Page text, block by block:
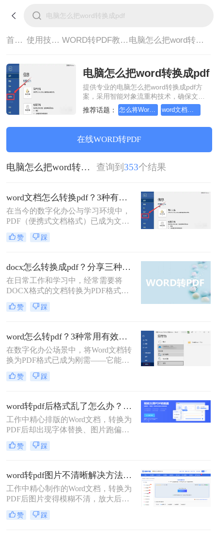
首页> 使用技巧> WORD转PDF教程> 电脑怎么把word转换成pdf
电脑怎么把word转换成pdf
提供专业的电脑怎么把word转换成pdf方
案，采用智能对象流重构技术，确保文档
1:1高保真还原且排版不乱码。支持一键批
量处理，全链路 SSL 加密保障隐私安全。
无需安装，高效办公。
推荐话题： 怎么将Word转pdf格式，分享一种简单的方法 word文档怎么转pdf？【图文详解】
在线WORD转PDF
电脑怎么把word转换成pdf 查询到 353个结果
word文档怎么转换pdf？3种有效方法详解！
在当今的数字化办公与学习环境中，
PDF（便携式文档格式）已成为文件
分发、打印和归档的事实标准。它能
够完美保留原始文档的格式、字体和
效果都完全一致。相比之下，Word文
档则可能因软件版本、字体缺失或设
置差异而出现排版错乱。因此，将
Word文档转换为PDF是一项高频且至
关重要的技能。那么word文档怎么转
换pdf呢？
赞 踩
docx怎么转换成pdf？分享三种常见转换方法！
在日常工作和学习中，经常需要将
DOCX格式的文档转换为PDF格式，
以确保在不同设备和软件上的格式一
致性。那么docx怎么转换成pdf呢？本
方法。
赞 踩
word怎么转pdf？3种常用有效方法！
在数字化办公场景中，将Word文档转
换为PDF格式已成为刚需——它能确
保文档格式稳定、防止篡改，同时便
于跨平台共享与打印。那么word怎么
告干扰的转换方案，精选3种被百度
搜索收录率高的方法。每个步骤均经
实测验证，附带操作图标指引，助你
10分钟内搞定转换，避免踩坑！
赞 踩
word转pdf后格式乱了怎么办？5种高效修复方法（2026实测指南）
工作中精心排版的Word文档，转换为
PDF后却出现字体替换、图片跑偏、
表格错位、页数增多等"排版灾难"，
不仅影响专业形象，更可能因格式问
转！那么word转pdf后格式乱了怎么办
呢？本文直击痛点，提供可立即执行
的修复方案，助您10分钟内恢复完美
排版！
赞 踩
word转pdf图片不清晰解决方法：5种高清转换方法（2026实测指南）
工作中精心制作的Word文档，转换为
PDF后图片变得模糊不清，放大后出
现马赛克、细节丢失……这些"清晰
度灾难"不仅影响专业形象，更可能
赞 踩